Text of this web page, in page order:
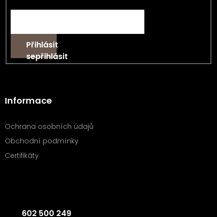
Přihlásit
se
Informace
Ochrana osobních údajů
Obchodní podmínky
Certifikáty
602 500 249